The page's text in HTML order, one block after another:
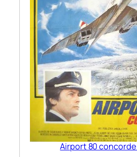
Airport 80 concorde